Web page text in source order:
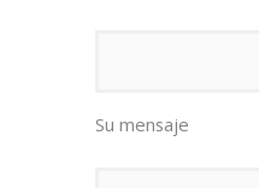
Su mensaje